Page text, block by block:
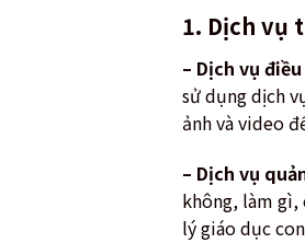
1. Dịch vụ
– Dịch vụ
sử dụng dịch
ảnh và video
– Dịch vụ
không, làm
lý giáo dục